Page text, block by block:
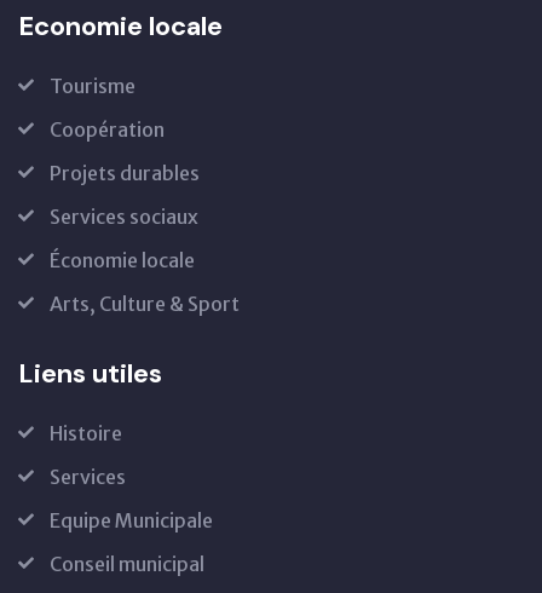
Economie locale
Tourisme
Coopération
Projets durables
Services sociaux
Économie locale
Arts, Culture & Sport
Liens utiles
Histoire
Services
Equipe Municipale
Conseil municipal